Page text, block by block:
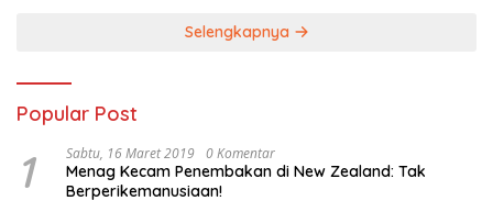
Selengkapnya
Popular Post
1 Sabtu, 16 Maret 2019 0 Komentar
Menag Kecam Penembakan di New Zealand: Tak
Berperikemanusiaan!